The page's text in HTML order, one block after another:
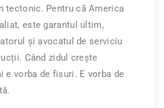
tectonic. Pentru că America
este garantul ultim,
și avocatul de serviciu
Când zidul crește
e vorba de fisuri. E vorba de